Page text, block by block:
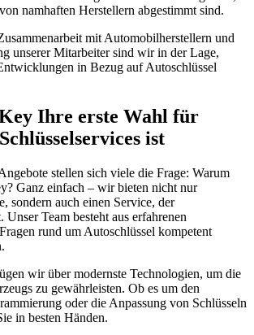
namhaften Herstellern abgestimmt sind.
mit Automobilherstellern und
unserer Mitarbeiter sind wir in der Lage,
in Bezug auf Autoschlüssel
Ihre erste Wahl für
ist
stellen sich viele die Frage: Warum
Ganz einfach – wir bieten nicht nur
sondern auch einen Service, der
Unser Team besteht aus erfahrenen
rund um Autoschlüssel kompetent
wir über modernste Technologien, um die
zu gewährleisten. Ob es um den
oder die Anpassung von Schlüsseln
in besten Händen.